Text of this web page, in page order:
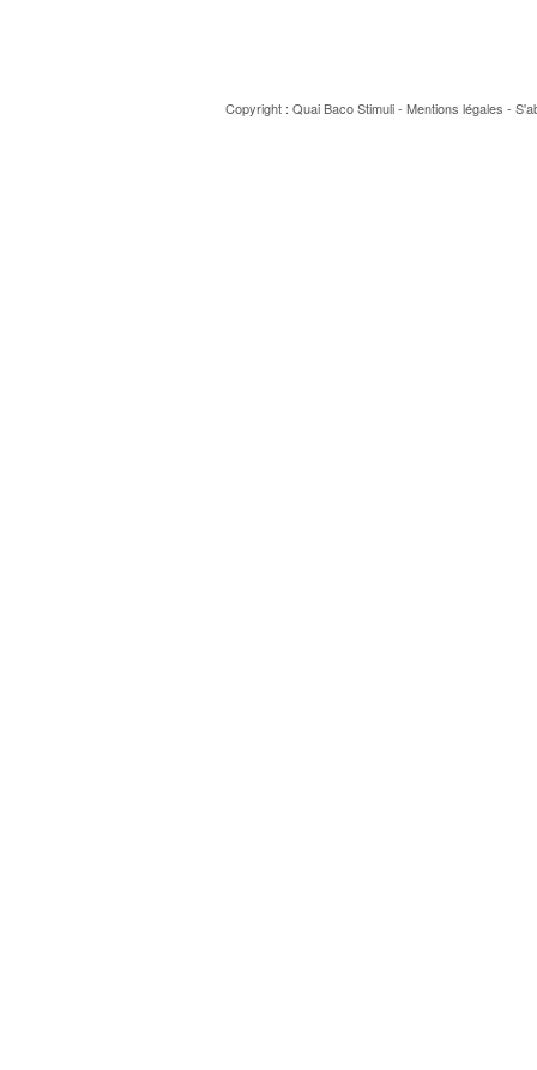
Copyright : Quai BacoStimuli- Mentions légales -